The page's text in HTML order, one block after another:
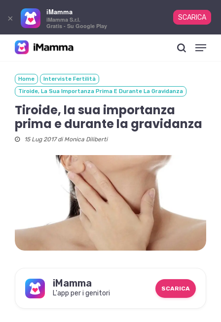
content
Menu
Home
Interviste Fertilità
Tiroide, La Sua Importanza Prima E Durante La Gravidanza
Tiroide, la sua importanza
prima e durante la gravidanza
15 Lug 2017 di Monica Diliberti
iMamma
L'app per i genitori
SCARICA
×
iMamma
iMamma S.r.l.
Gratis - Su Google Play
SCARICA